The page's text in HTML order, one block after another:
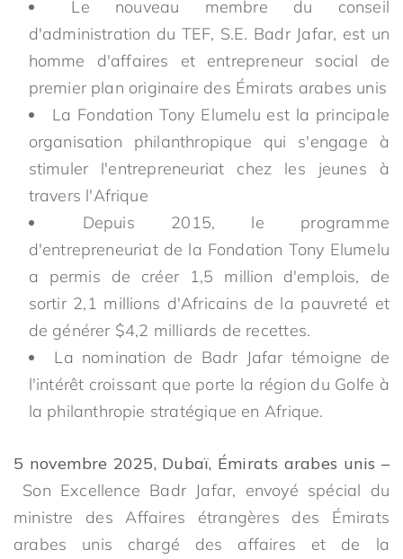
Le nouveau membre du conseil
d'administration du TEF, S.E. Badr Jafar, est un
homme d'affaires et entrepreneur social de
premier plan originaire des Émirats arabes unis
La Fondation Tony Elumelu est la principale
organisation philanthropique qui s'engage à
stimuler l'entrepreneuriat chez les jeunes à
travers l'Afrique
Depuis 2015, le programme
d'entrepreneuriat de la Fondation Tony Elumelu
a permis de créer 1,5 million d'emplois, de
sortir 2,1 millions d'Africains de la pauvreté et
de générer $4,2 milliards de recettes.
La nomination de Badr Jafar témoigne de
l'intérêt croissant que porte la région du Golfe à
la philanthropie stratégique en Afrique.
5 novembre 2025, Dubaï, Émirats arabes unis –
Son Excellence Badr Jafar, envoyé spécial du
ministre des Affaires étrangères des Émirats
arabes unis chargé des affaires et de la